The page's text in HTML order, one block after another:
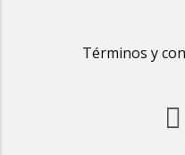
Términos y